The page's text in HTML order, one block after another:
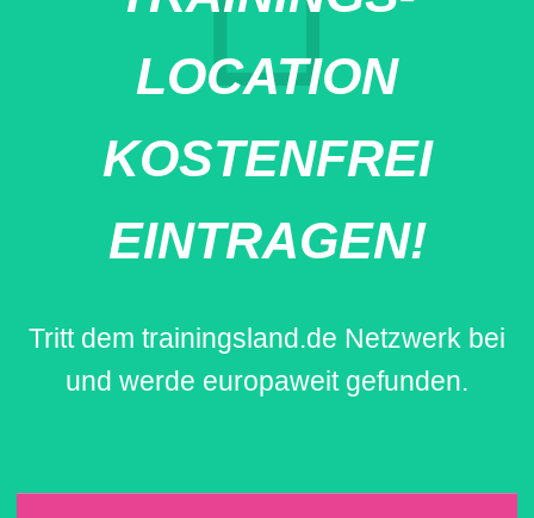
LOCATION
KOSTENFREI
EINTRAGEN!
Tritt dem trainingsland.de Netzwerk bei
und werde europaweit gefunden.